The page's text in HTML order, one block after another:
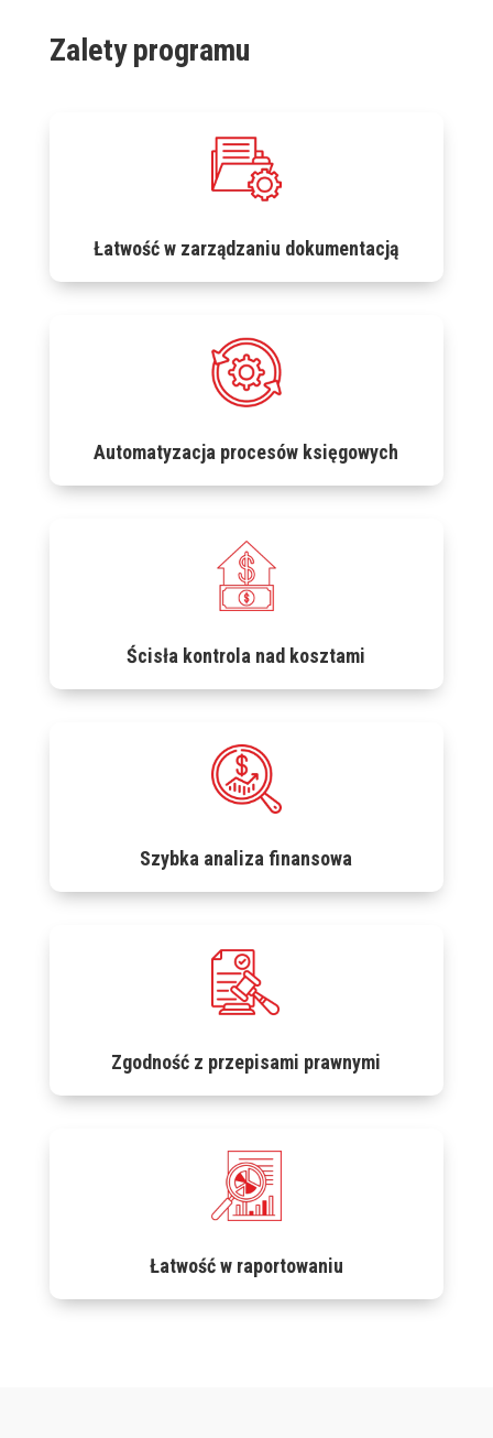
Zalety programu
Łatwość w zarządzaniu dokumentacją
Automatyzacja procesów księgowych
Ścisła kontrola nad kosztami
Szybka analiza finansowa
Zgodność z przepisami prawnymi
Łatwość w raportowaniu